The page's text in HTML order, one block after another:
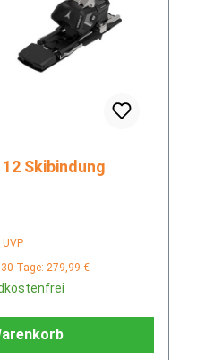
RS 12 Skibindung
UVP
Tage: 279,99 €